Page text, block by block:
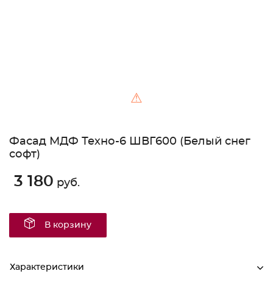
⚠
Фасад МДФ Техно-6 ШВГ600 (Белый снег
софт)
3 180 руб.
В корзину
Характеристики